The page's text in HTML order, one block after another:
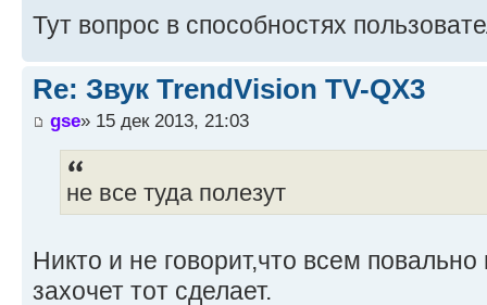
Тут вопрос в способностях
Re: Звук TrendVision TV-QX3
gse» 15 дек 2013, 21:03
не все туда полезут
Никто и не говорит,что всем
захочет тот сделает.